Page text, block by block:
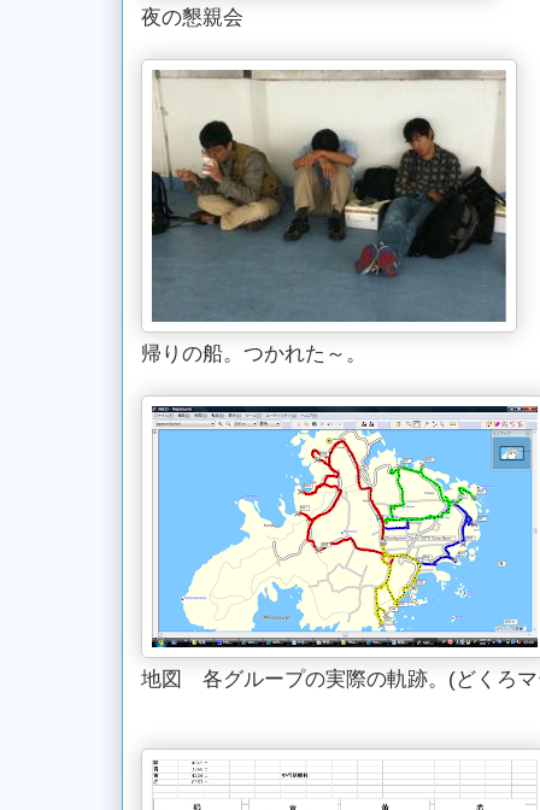
夜の懇親会
帰りの船。つかれた～。
地図 各グループの実際の軌跡。(どくろ